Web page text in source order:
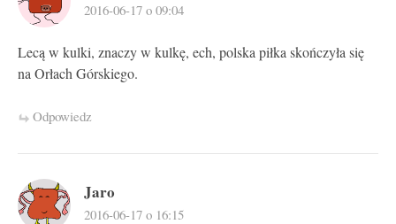
2016-06-17 o 09:04
Lecą w kulki, znaczy w kulkę, ech, polska piłka skończyła się
na Orłach Górskiego.
Odpowiedz
Jaro
2016-06-17 o 16:15